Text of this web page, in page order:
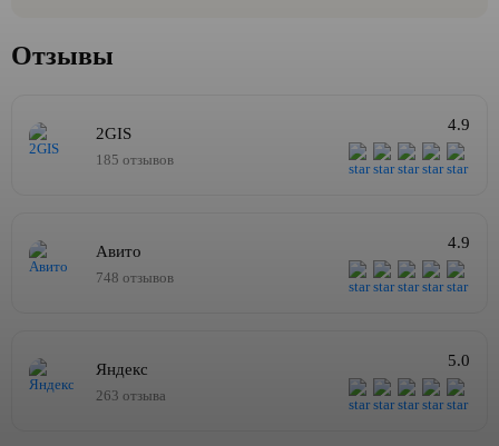
Отзывы
2GIS
185 отзывов
4.9
Авито
748 отзывов
4.9
Яндекс
263 отзыва
5.0